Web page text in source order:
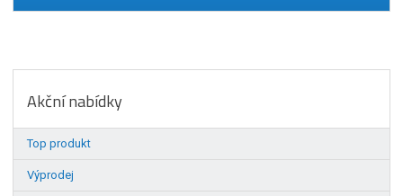
Akční nabídky
Top produkt
Výprodej